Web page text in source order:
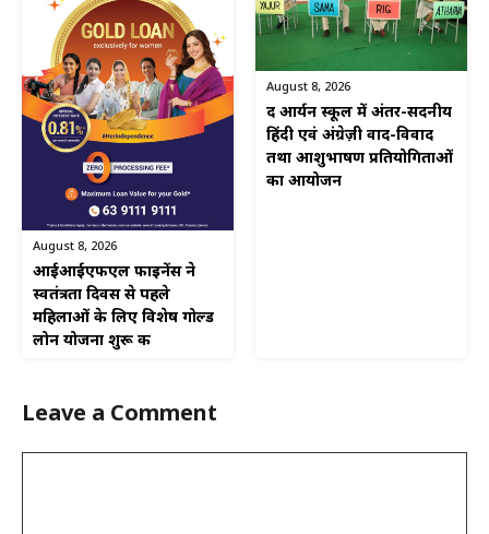
August 8, 2026
आईआईएफएल फाइनेंस ने
स्वतंत्रता दिवस से पहले
महिलाओं के लिए विशेष गोल्ड
लोन योजना शुरू की
August 8, 2026
द आर्यन स्कूल में अंतर-सदनीय
हिंदी एवं अंग्रेज़ी वाद-विवाद
तथा आशुभाषण प्रतियोगिताओं
का आयोजन
Leave a Comment